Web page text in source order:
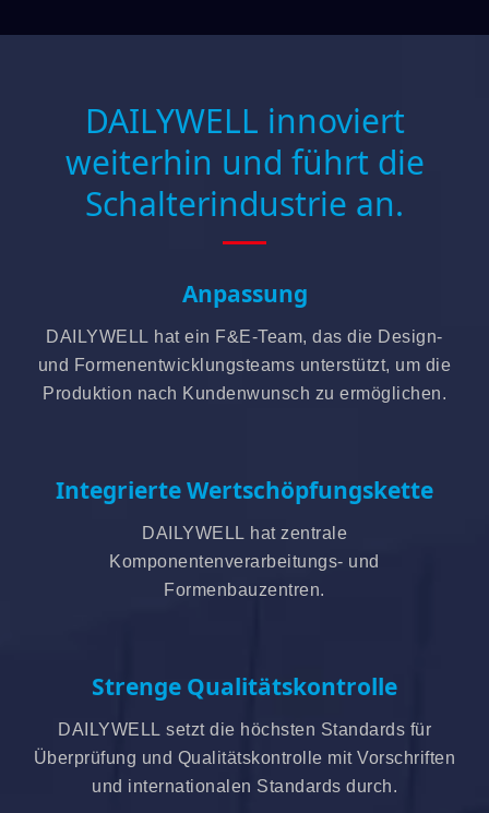
DAILYWELL innoviert
weiterhin und führt die
Schalterindustrie an.
Anpassung
DAILYWELL hat ein F&E-Team, das die Design-
und Formenentwicklungsteams unterstützt, um die
Produktion nach Kundenwunsch zu ermöglichen.
Integrierte Wertschöpfungskette
DAILYWELL hat zentrale
Komponentenverarbeitungs- und
Formenbauzentren.
Strenge Qualitätskontrolle
DAILYWELL setzt die höchsten Standards für
Überprüfung und Qualitätskontrolle mit Vorschriften
und internationalen Standards durch.